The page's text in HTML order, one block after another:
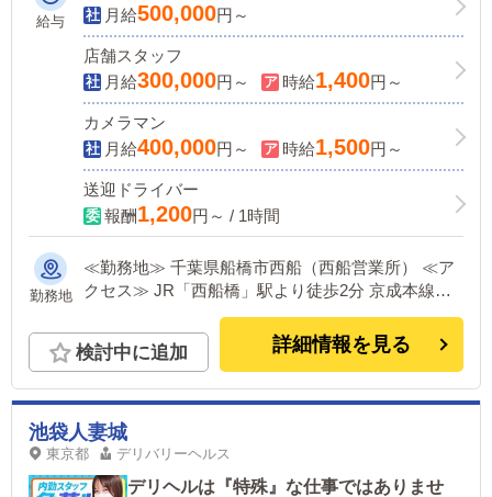
給与
月給500,000円～
店舗スタッフ
月給300,000円～ 時給1,400円～
カメラマン
月給400,000円～ 時給1,500円～
送迎ドライバー
報酬1,200円～ / 1時間
勤務地
≪勤務地≫ 千葉県船橋市西船（西船営業所） ≪ア
クセス≫ JR「西船橋」駅より徒歩2分 京成本線
「京成西船」駅より徒歩7分
検討中に追加 詳細情報を見る
池袋人妻城
東京都 デリバリーヘルス
デリヘルは『特殊』な仕事ではありませ